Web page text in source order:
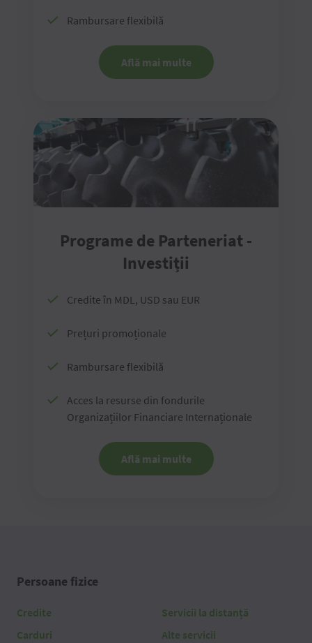
Rambursare flexibilă
Află mai multe
Programe de Parteneriat -
Investiții
Credite în MDL, USD sau EUR
Prețuri promoționale
Rambursare flexibilă
Acces la resurse din fondurile
Organizațiilor Financiare Internaționale
Află mai multe
Persoane fizice
Credite
Carduri
Servicii la distanță
Alte servicii